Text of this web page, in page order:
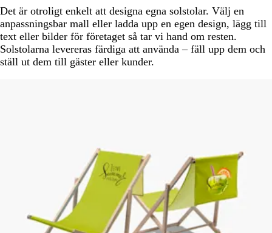
Det är otroligt enkelt att designa egna solstolar. Välj en
anpassningsbar mall eller ladda upp en egen design, lägg till
text eller bilder för företaget så tar vi hand om resten.
Solstolarna levereras färdiga att använda – fäll upp dem och
ställ ut dem till gäster eller kunder.